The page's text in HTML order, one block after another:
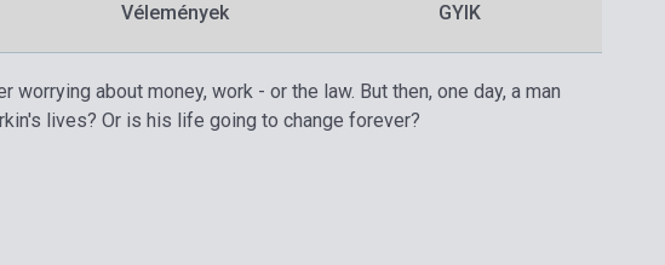
Vélemények GYIK
about money, work - or the law. But then, one day, a man
lives? Or is his life going to change forever?